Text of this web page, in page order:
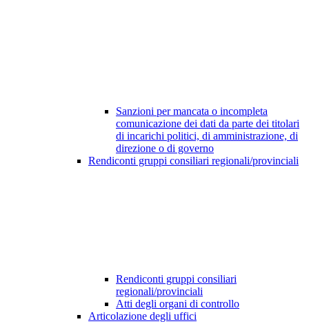
Sanzioni per mancata o incompleta
comunicazione dei dati da parte dei titolari
di incarichi politici, di amministrazione, di
direzione o di governo
Rendiconti gruppi consiliari regionali/provinciali
Rendiconti gruppi consiliari
regionali/provinciali
Atti degli organi di controllo
Articolazione degli uffici